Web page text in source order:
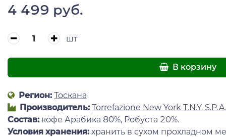
4 499 руб.
шт
В корзину
Регион: Тоскана
Производитель: Torrefazione New York T.N.Y. S.P.A.
Состав: кофе Арабика 80%, Робуста 20%.
Условия хранения: хранить в сухом прохладном